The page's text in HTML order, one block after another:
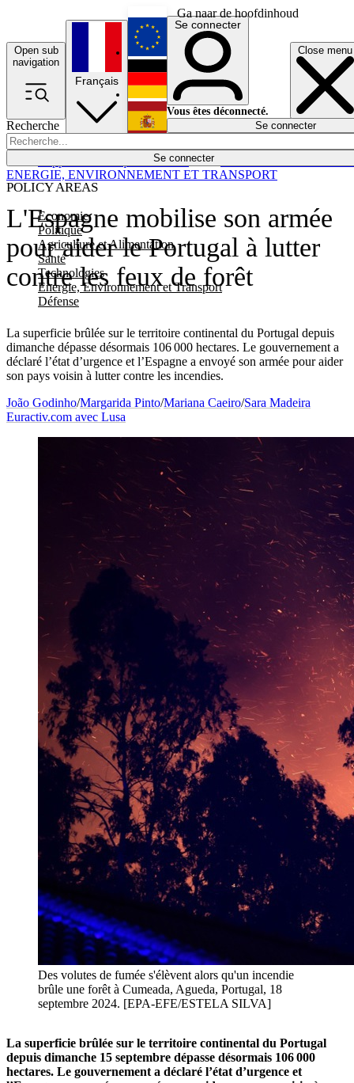
Ga naar de hoofdinhoud
Open sub
navigation
Close menu
Recherche
Se connecter
POLICY AREAS
Economie
Politique
Agriculture et Alimentation
Santé
Technologies
Energie, Environnement et Transport
Défense
Économie
Français
English
Deutsch
Español
Se connecter
Vous êtes déconnecté.
Se connecter
L'Espagne mobilise son armée
pour aider le Portugal à lutter
contre les feux de forêt
La superficie brûlée sur le territoire continental du Portugal depuis
dimanche dépasse désormais 106 000 hectares. Le gouvernement a
déclaré l’état d’urgence et l’Espagne a envoyé son armée pour aider
son pays voisin à lutter contre les incendies.
ENERGIE, ENVIRONNEMENT ET TRANSPORT
João Godinho/Margarida Pinto/Mariana Caeiro/Sara Madeira
Euractiv.com avec Lusa
Des volutes de fumée s'élèvent alors qu'un incendie
brûle une forêt à Cumeada, Agueda, Portugal, 18
septembre 2024. [EPA-EFE/ESTELA SILVA]
La superficie brûlée sur le territoire continental du Portugal
depuis dimanche 15 septembre dépasse désormais 106 000
hectares. Le gouvernement a déclaré l’état d’urgence et